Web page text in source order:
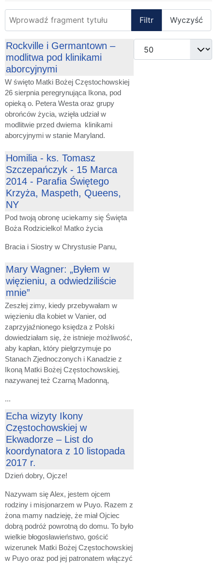
Wprowadź fragment tytułu
Filtr Wyczyść
Pokaż #
Rockville i Germantown –
modlitwa pod klinikami
aborcyjnymi
W święto Matki Bożej Częstochowskiej
26 sierpnia peregrynująca Ikona, pod
opieką o. Petera Westa oraz grupy
obrońców życia, wzięła udział w
modlitwie przed dwiema klinikami
aborcyjnymi w stanie Maryland.
Homilia - ks. Tomasz
Szczepańczyk - 15 Marca
2014 - Parafia Świętego
Krzyża, Maspeth, Queens,
NY
Pod twoją obronę uciekamy się Święta
Boża Rodzicielko! Matko życia
Bracia i Siostry w Chrystusie Panu,
Mary Wagner: „Byłem w
więzieniu, a odwiedziliście
mnie”
Zeszłej zimy, kiedy przebywałam w
więzieniu dla kobiet w Vanier, od
zaprzyjaźnionego księdza z Polski
dowiedziałam się, że istnieje możliwość,
aby kapłan, który pielgrzymuje po
Stanach Zjednoczonych i Kanadzie z
Ikoną Matki Bożej Częstochowskiej,
nazywanej też Czarną Madonną,
...
Echa wizyty Ikony
Częstochowskiej w
Ekwadorze – List do
koordynatora z 10 listopada
2017 r.
Dzień dobry, Ojcze!
Nazywam się Alex, jestem ojcem
rodziny i misjonarzem w Puyo. Razem z
żona mamy nadzieję, że miał Ojciec
dobrą podróż powrotną do domu. To było
wielkie błogosławieństwo, gościć
wizerunek Matki Bożej Częstochowskiej
w Puyo oraz pod jej patronatem włączyć